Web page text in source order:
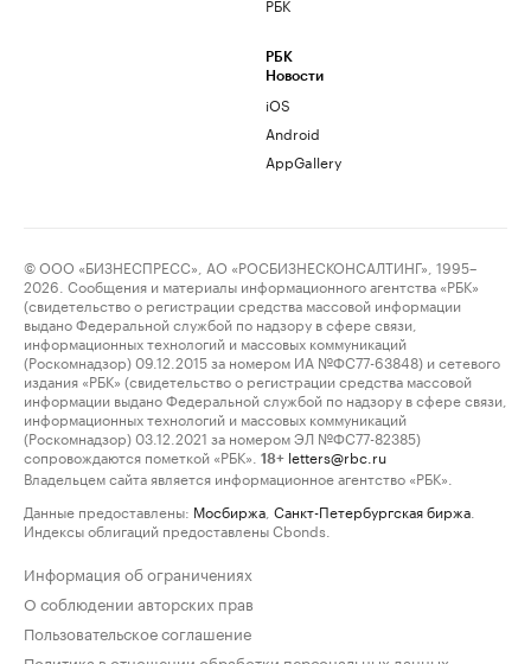
РБК
Новости
iOS
Android
AppGallery
© ООО «БИЗНЕСПРЕСС», АО «РОСБИЗНЕСКОНСАЛТИНГ», 1995–
2026. Сообщения и материалы информационного агентства «РБК»
(свидетельство о регистрации средства массовой информации
выдано Федеральной службой по надзору в сфере связи,
информационных технологий и массовых коммуникаций
(Роскомнадзор) 09.12.2015 за номером ИА №ФС77-63848) и сетевого
издания «РБК» (свидетельство о регистрации средства массовой
информации выдано Федеральной службой по надзору в сфере связи,
информационных технологий и массовых коммуникаций
(Роскомнадзор) 03.12.2021 за номером ЭЛ №ФС77-82385)
сопровождаются пометкой «РБК».
18+ letters@rbc.ru
Владельцем сайта является информационное агентство «РБК».
Данные предоставлены: Мосбиржа Санкт-Петербургская биржа
Индексы облигаций предоставлены Cbonds.
Информация об ограничениях
О соблюдении авторских прав
Пользовательское соглашение